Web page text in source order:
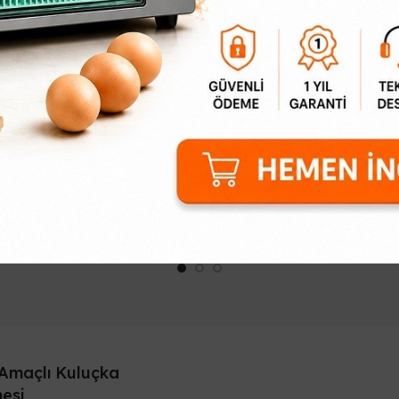
Yumurta Çevirme
Sistemi
994,73₺
Tavuk Ayak Bilezikleri
Tavuk Ayak Bilezikleri Kanatlı
cinslerinden ayırmanızı
yaşlarına göre ayaklarına
Kuluçka